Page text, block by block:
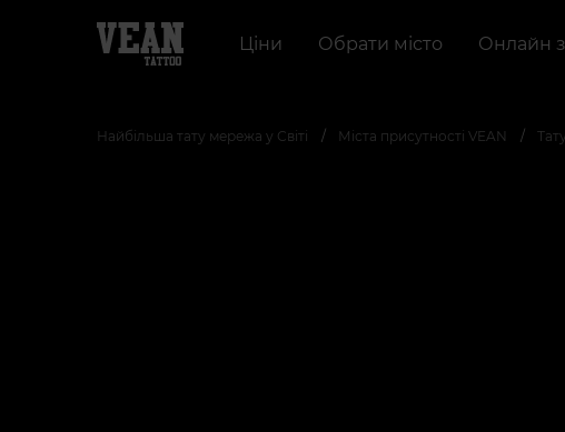
Ціни Обрати місто Онлайн
Найбільша тату мережа у Світі Міста присутності VEAN